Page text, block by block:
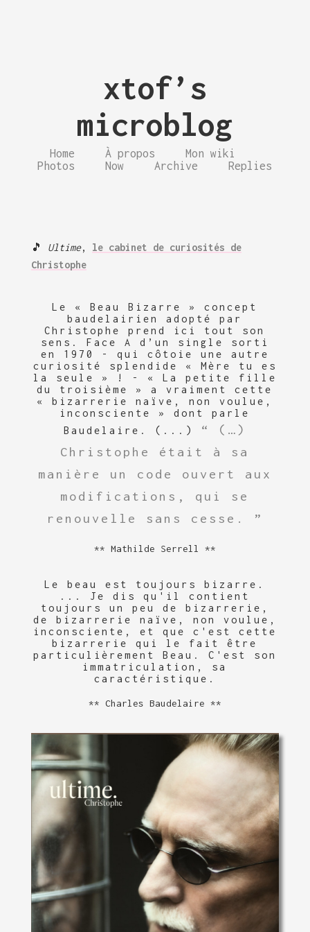
xtof’s
microblog
Home À propos
Mon wiki
Photos
Now Archive Replies
🎵 Ultime, le cabinet de curiosités de
Christophe
Le « Beau Bizarre » concept
baudelairien adopté par
Christophe prend ici tout son
sens. Face A d’un single sorti
en 1970 - qui côtoie une autre
curiosité splendide « Mère tu es
la seule » ! - « La petite fille
du troisième » a vraiment cette
« bizarrerie naïve, non voulue,
inconsciente » dont parle
Baudelaire. (...)
(…)
Christophe était à sa
manière un code ouvert aux
modifications, qui se
renouvelle sans cesse.
Mathilde Serrell
Le beau est toujours bizarre.
... Je dis qu'il contient
toujours un peu de bizarrerie,
de bizarrerie naïve, non voulue,
inconsciente, et que c'est cette
bizarrerie qui le fait être
particulièrement Beau. C'est son
immatriculation, sa
caractéristique.
Charles Baudelaire